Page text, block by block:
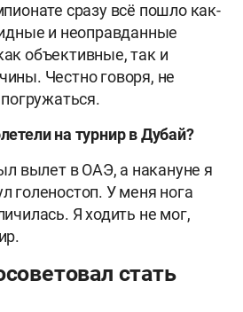
сразу всё пошло как-
и неоправданные
объективные, так и
Честно говоря, не
на турнир в Дубай?
вылет в ОАЭ, а накануне я
голеностоп. У меня нога
Я ходить не мог,
стать